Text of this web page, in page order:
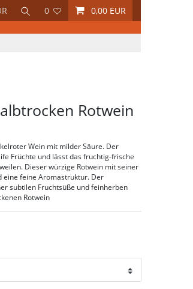
0
0,00 EUR
Rotwein
Wein mit milder Säure. Der
Früchte und lässt das fruchtig-frische
Dieser würzige Rotwein mit seiner
eine feine Aromastruktur. Der
subtilen Fruchtsüße und feinherben
Rotwein